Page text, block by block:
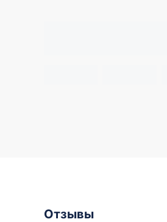
Отзывы